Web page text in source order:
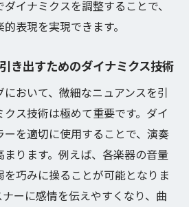
イナミクスを調整することで、
表現を実現できます。
き出すためのダイナミクス技術
おいて、微細なニュアンスを引
ス技術は極めて重要です。ダイ
を適切に使用することで、演奏
ります。例えば、各楽器の音量
を巧みに操ることが可能となりま
ーに感情を伝えやすくなり、曲